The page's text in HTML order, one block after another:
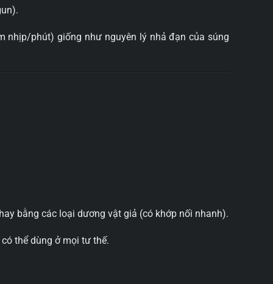
nhịp/phút) giống như nguyên lý nhả đạn của súng
bằng các loại dương vật giả (có khớp nối nhanh).
thể dùng ở mọi tư thế.